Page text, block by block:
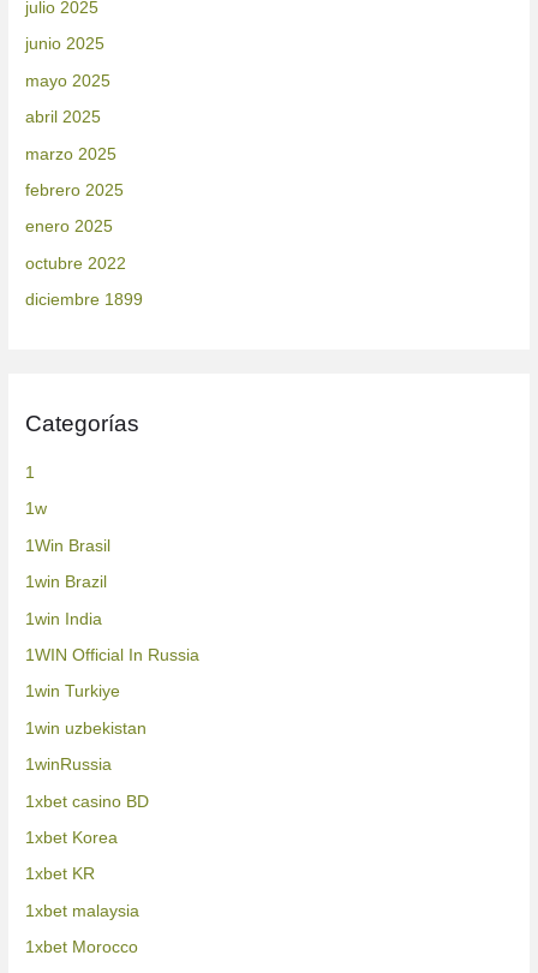
julio 2025
junio 2025
mayo 2025
abril 2025
marzo 2025
febrero 2025
enero 2025
octubre 2022
diciembre 1899
Categorías
1
1w
1Win Brasil
1win Brazil
1win India
1WIN Official In Russia
1win Turkiye
1win uzbekistan
1winRussia
1xbet casino BD
1xbet Korea
1xbet KR
1xbet malaysia
1xbet Morocco